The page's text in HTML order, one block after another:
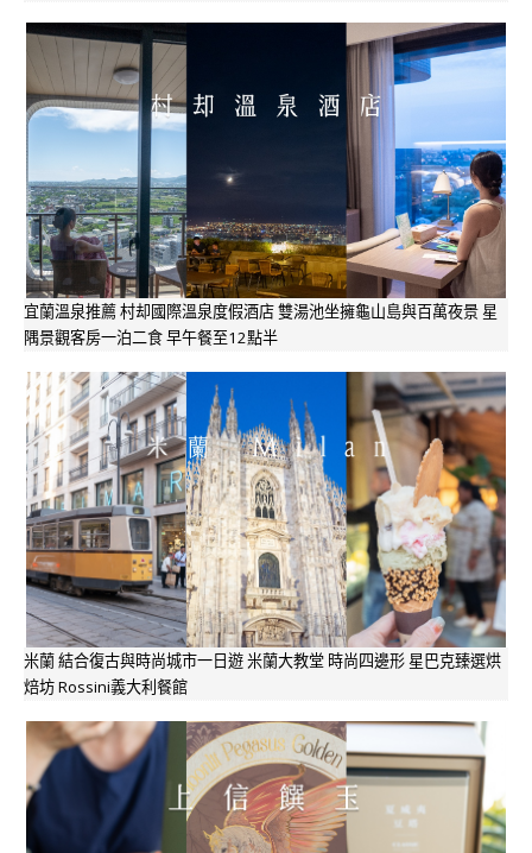
宜蘭溫泉推薦 村却國際溫泉度假酒店 雙湯池坐擁龜山島與百萬夜景 星
隅景觀客房一泊二食 早午餐至12點半
米蘭 結合復古與時尚城市一日遊 米蘭大教堂 時尚四邊形 星巴克臻選烘
焙坊 Rossini義大利餐館